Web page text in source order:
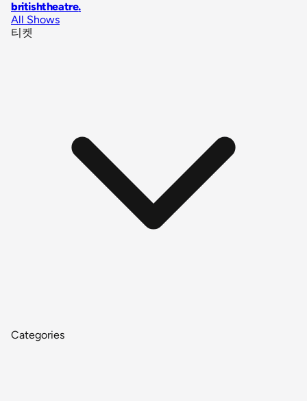
britishtheatre.
All Shows
티켓
Categories